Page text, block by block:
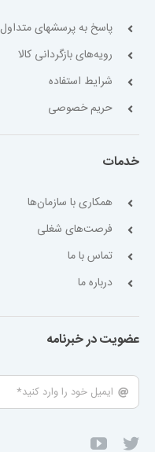
پاسخ به پرسشهای متداول
رویه‌های بازگردانی کالا
شرایط استفاده
حریم خصوصی
خدمات
همکاری با سازمان‌ها
فرصت‌های شغلی
تماس با ما
درباره ما
عضویت در خبرنامه